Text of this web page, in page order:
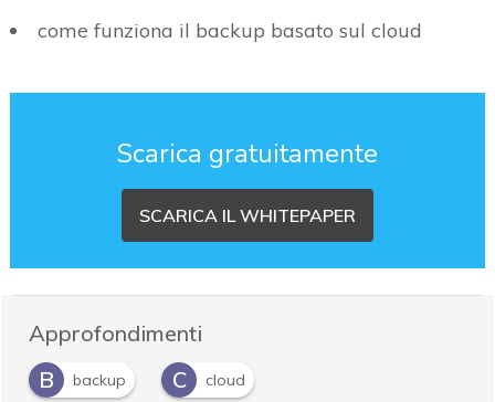
come funziona il backup basato sul cloud
Scarica gratuitamente
SCARICA IL WHITEPAPER
Approfondimenti
B
backup C cloud